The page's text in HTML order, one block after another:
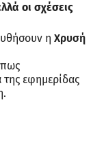
οι σχέσεις
η Χρυσή
της εφημερίδας